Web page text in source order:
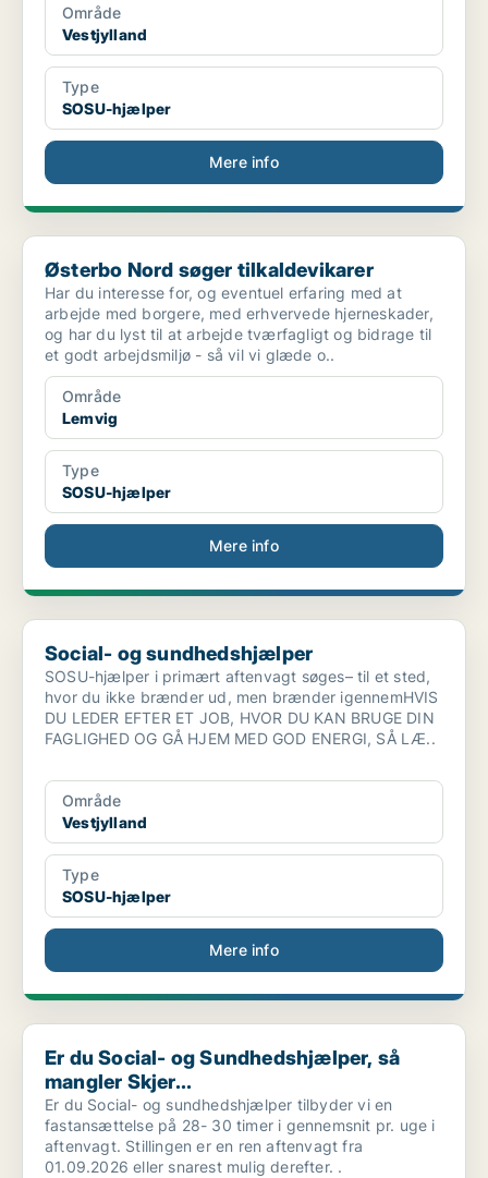
Område
Vestjylland
Type
SOSU-hjælper
Mere info
Østerbo Nord søger tilkaldevikarer
Østerbo Nord søger tilkaldevikarer
Har du interesse for, og eventuel erfaring med at
arbejde med borgere, med erhvervede hjerneskader,
og har du lyst til at arbejde tværfagligt og bidrage til
et godt arbejdsmiljø - så vil vi glæde o..
Område
Lemvig
Type
SOSU-hjælper
Mere info
Social- og sundhedshjælper
Social- og sundhedshjælper
SOSU-hjælper i primært aftenvagt søges– til et sted,
hvor du ikke brænder ud, men brænder igennemHVIS
DU LEDER EFTER ET JOB, HVOR DU KAN BRUGE DIN
FAGLIGHED OG GÅ HJEM MED GOD ENERGI, SÅ LÆ..
Område
Vestjylland
Type
SOSU-hjælper
Mere info
Er du Social- og Sundhedshjælper, så mangler Skjer...
Er du Social- og Sundhedshjælper, så
mangler Skjer...
Er du Social- og sundhedshjælper tilbyder vi en
fastansættelse på 28- 30 timer i gennemsnit pr. uge i
aftenvagt. Stillingen er en ren aftenvagt fra
01.09.2026 eller snarest mulig derefter. .